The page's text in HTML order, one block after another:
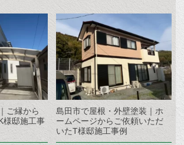
ご縁から
様邸施工事
島田市で屋根・外壁塗装｜ホ
ームページからご依頼いただ
いたT様邸施工事例